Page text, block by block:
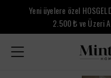
Yeni üyelere özel
2.500 ₺ ve Üzeri